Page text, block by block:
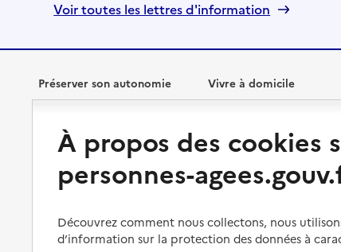
Voir toutes les lettres d'information
Préserver son autonomie
Perte d'autonomie : évaluation
et droits
Aménager son logement et
s'équiper
Préserver son autonomie et sa
santé
Vivre à domicile
Bénéficier d'aide à domicile
Aides financières
Solutions d'accueil
À propos des cookies
personnes-
Découvrez comment nous collectons, nous
d’information sur la protection des données à